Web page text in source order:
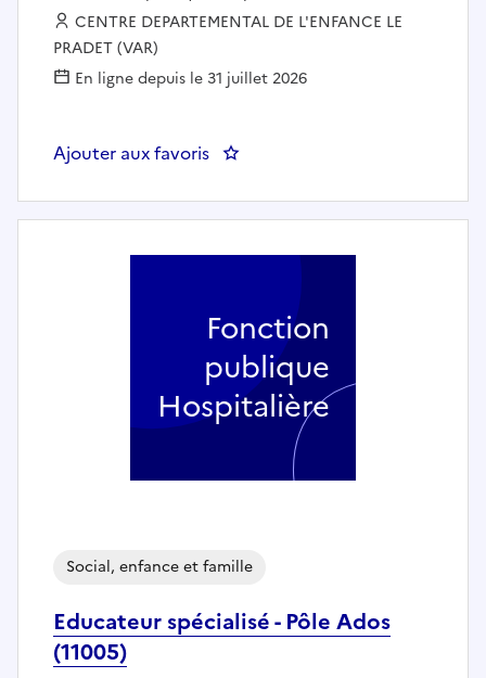
Employeur :
CENTRE DEPARTEMENTAL DE L'ENFANCE LE
PRADET (VAR)
En ligne depuis le 31 juillet 2026
Ajouter aux favoris : Educateur d'internat H/F
Educateur spécialisé - Pôle Ados
(11005)
Social, enfance et famille
Fonction
publique
Hospitalière